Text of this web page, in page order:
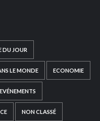
DU JOUR
LE MONDE ECONOMIE
EVÉNEMENTS
NON CLASSÉ